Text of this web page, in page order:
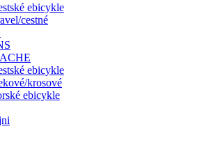
ebicykle
cestné
ebicykle
krosové
ebicykle